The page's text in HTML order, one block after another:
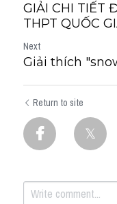
GIẢI CHI TIẾT
THPT QUỐC
Next
Giải thích
Return to site